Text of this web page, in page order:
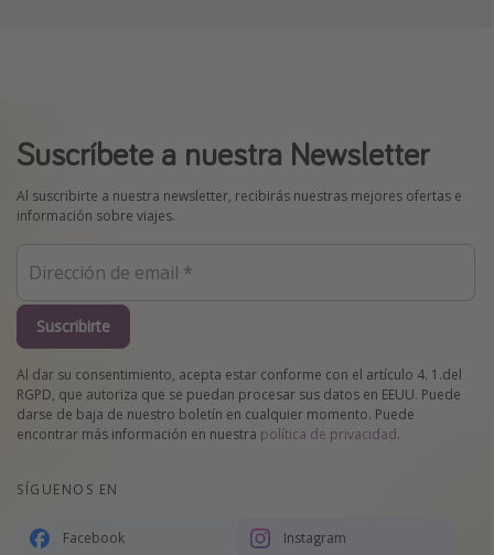
Suscríbete a nuestra Newsletter
Al suscribirte a nuestra newsletter, recibirás nuestras mejores ofertas e
información sobre viajes.
Suscribirte
Al dar su consentimiento, acepta estar conforme con el artículo 4. 1.del
RGPD, que autoriza que se puedan procesar sus datos en EEUU. Puede
darse de baja de nuestro boletín en cualquier momento. Puede
encontrar más información en nuestra política de privacidad.
SÍGUENOS EN
Facebook Instagram